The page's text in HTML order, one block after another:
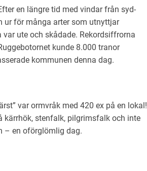
en längre tid med vindar från syd-
ur för många arter som utnyttjar
ute och skådade. Rekordsiffrorna
kunde 8.000 tranor
kommunen denna dag.
var ormvråk med 420 ex på en lokal!
kärrhök, stenfalk, pilgrimsfalk och inte
– en oförglömlig dag.